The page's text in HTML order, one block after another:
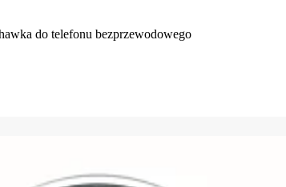
do telefonu bezprzewodowego